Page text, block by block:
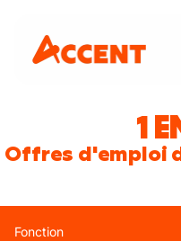
1
Offres d'emploi
Fonction